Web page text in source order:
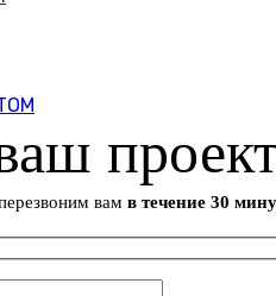
вам в течение 30